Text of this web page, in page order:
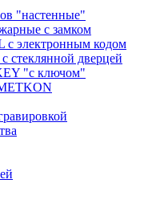
"настенные"
с замком
электронным кодом
дверцей
"с ключом"